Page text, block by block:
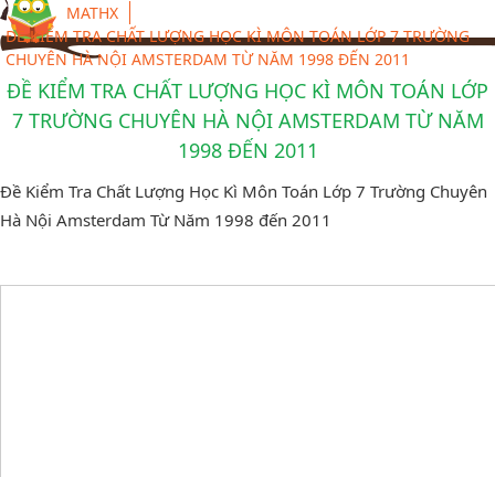
MATHX
ĐỀ KIỂM TRA CHẤT LƯỢNG HỌC KÌ MÔN TOÁN LỚP 7 TRƯỜNG
CHUYÊN HÀ NỘI AMSTERDAM TỪ NĂM 1998 ĐẾN 2011
ĐỀ KIỂM TRA CHẤT LƯỢNG HỌC KÌ MÔN TOÁN LỚP
7 TRƯỜNG CHUYÊN HÀ NỘI AMSTERDAM TỪ NĂM
1998 ĐẾN 2011
Đề Kiểm Tra Chất Lượng Học Kì Môn Toán Lớp 7 Trường Chuyên
Hà Nội Amsterdam Từ Năm 1998 đến 2011